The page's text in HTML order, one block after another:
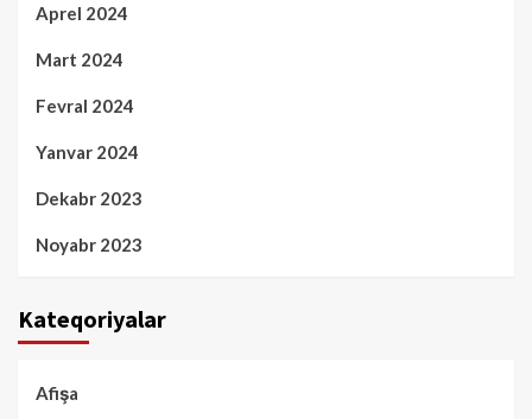
Aprel 2024
Mart 2024
Fevral 2024
Yanvar 2024
Dekabr 2023
Noyabr 2023
Kateqoriyalar
Afişa